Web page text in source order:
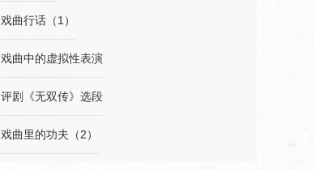
戏曲行话（1）
戏曲中的虚拟性表演
评剧《无双传》选段
戏曲里的功夫（2）